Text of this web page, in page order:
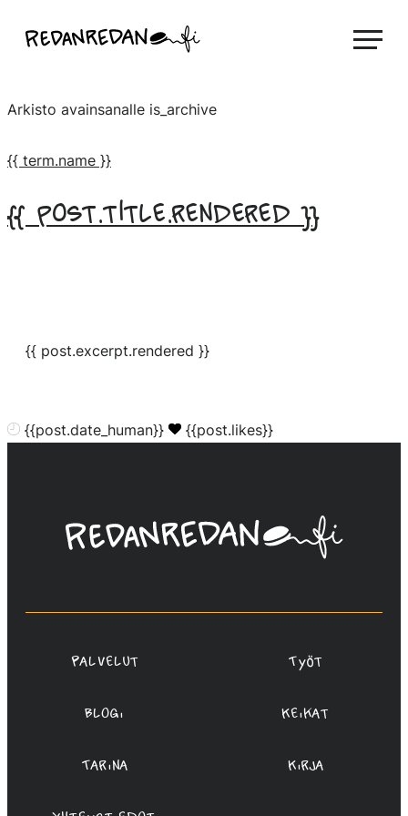
suoraan
Linda Saukko-Rauta, Redanredan Oy
piirrosvideoita
Arkisto avainsanalle is_archive
{{ term.name }}
{{ post.title.rendered }}
{{ post.excerpt.rendered }}
{{post.date_human}} {{post.likes}}
Linda
Saukko-
Oy
Palvelut Työt
Blogi Keikat
Tarina Kirja